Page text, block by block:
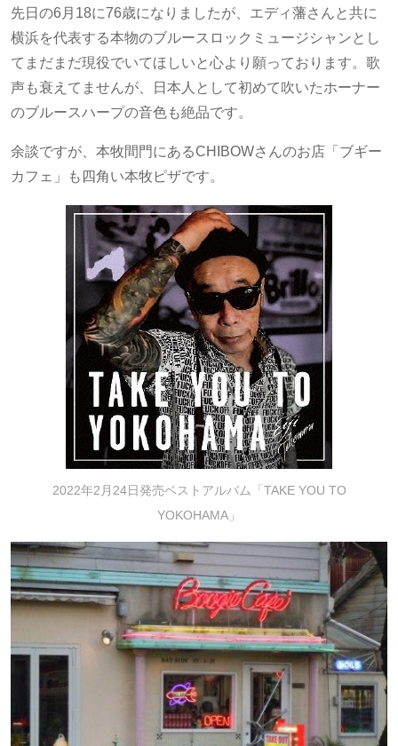
先日の6月18に76歳になりましたが、エディ藩さんと共に
横浜を代表する本物のブルースロックミュージシャンとし
てまだまだ現役でいてほしいと心より願っております。歌
声も衰えてませんが、日本人として初めて吹いたホーナー
のブルースハープの音色も絶品です。
余談ですが、本牧間門にあるCHIBOWさんのお店「ブギー
カフェ」も四角い本牧ピザです。
2022年2月24日発売ベストアルバム「TAKE YOU TO
YOKOHAMA」